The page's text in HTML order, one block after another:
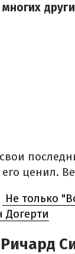
многих
его ценил.
Не только